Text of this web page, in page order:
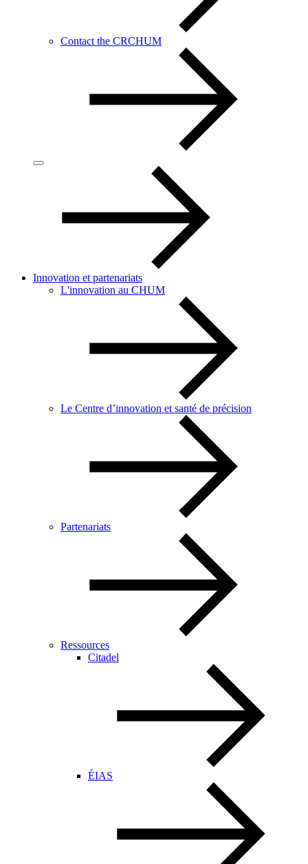
Contact the CRCHUM
Innovation et partenariats
L'innovation au CHUM
Le Centre d’innovation et santé de précision
Partenariats
Ressources
Citadel
ÉIAS